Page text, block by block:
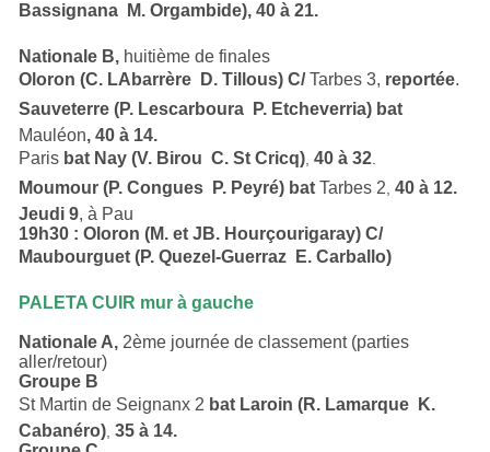
Bassignana  M. Orgambide), 40 à 21.
Nationale B, huitième de finales
Oloron (C. LAbarrère  D. Tillous) C/Tarbes 3, reportée.
Sauveterre (P. Lescarboura  P. Etcheverria) bat
Mauléon, 40 à 14.
Paris bat Nay (V. Birou  C. St Cricq) ,40 à 32
Moumour (P. Congues  P. Peyré) bat Tarbes 2 40 à 12.
Jeudi 9, à Pau
19h30 : Oloron (M. et JB. Hourçourigaray) C/
Maubourguet (P. Quezel-Guerraz  E. Carballo)
PALETA CUIR mur à gauche
Nationale A, 2ème journée de classement (parties
aller/retour)
Groupe B
St Martin de Seignanx 2 bat Laroin (R. Lamarque  K.
Cabanéro) ,35 à 14.